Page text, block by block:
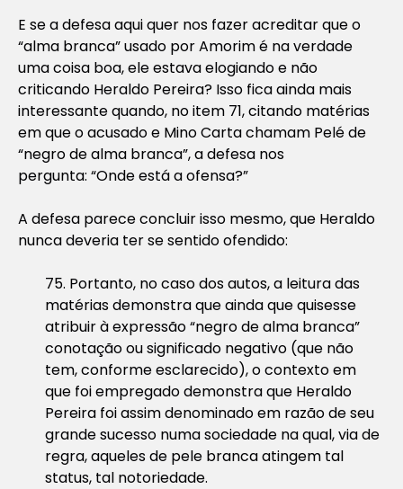
E se a defesa aqui quer nos fazer acreditar que o
“alma branca” usado por Amorim é na verdade
uma coisa boa, ele estava elogiando e não
criticando Heraldo Pereira? Isso fica ainda mais
interessante quando, no item 71, citando matérias
em que o acusado e Mino Carta chamam Pelé de
“negro de alma branca”, a defesa nos
pergunta: “Onde está a ofensa?”
A defesa parece concluir isso mesmo, que Heraldo
nunca deveria ter se sentido ofendido:
75. Portanto, no caso dos autos, a leitura das
matérias demonstra que ainda que quisesse
atribuir à expressão “negro de alma branca”
conotação ou significado negativo (que não
tem, conforme esclarecido), o contexto em
que foi empregado demonstra que Heraldo
Pereira foi assim denominado em razão de seu
grande sucesso numa sociedade na qual, via de
regra, aqueles de pele branca atingem tal
status, tal notoriedade.